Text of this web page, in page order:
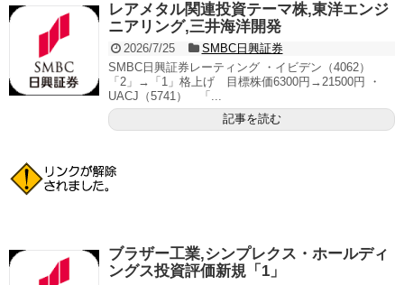
レアメタル関連投資テーマ株,東洋エンジ
ニアリング,三井海洋開発
2026/7/25
SMBC日興証券
SMBC日興証券レーティング ・イビデン（4062）
「2」→「1」格上げ 目標株価6300円→21500円 ・
UACJ（5741） 「...
記事を読む
ブラザー工業,シンプレクス・ホールディ
ングス投資評価新規「1」